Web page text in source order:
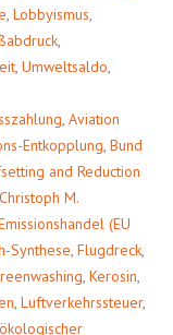
, Lobbyismus,
,
, Umweltsaldo,
, Aviation
Entkopplung, Bund
and Reduction
Christoph M.
(EU
Synthese, Flugdreck,
, Kerosin,
, Luftverkehrssteuer,
ökologischer